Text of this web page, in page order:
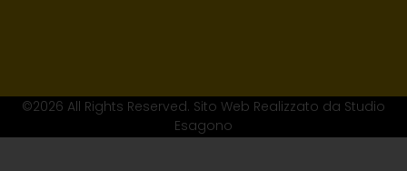
©2026 All Rights Reserved. Sito Web Realizzato da Studio
Esagono